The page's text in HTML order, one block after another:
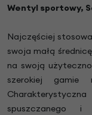
Wentyl sportowy,
Najczęściej
swoja małą
na swoją
szerokiej gamie
spuszczanego i